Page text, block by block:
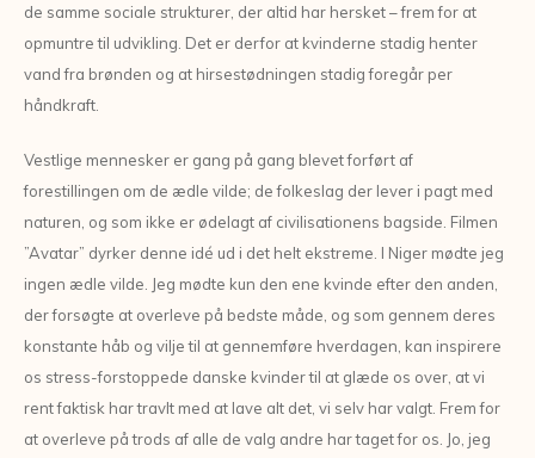
de samme sociale strukturer, der altid har hersket – frem for at
opmuntre til udvikling. Det er derfor at kvinderne stadig henter
vand fra brønden og at hirsestødningen stadig foregår per
håndkraft.
Vestlige mennesker er gang på gang blevet forført af
forestillingen om de ædle vilde; de folkeslag der lever i pagt med
naturen, og som ikke er ødelagt af civilisationens bagside. Filmen
”Avatar” dyrker denne idé ud i det helt ekstreme. I Niger mødte jeg
ingen ædle vilde. Jeg mødte kun den ene kvinde efter den anden,
der forsøgte at overleve på bedste måde, og som gennem deres
konstante håb og vilje til at gennemføre hverdagen, kan inspirere
os stress-forstoppede danske kvinder til at glæde os over, at vi
rent faktisk har travlt med at lave alt det, vi selv har valgt. Frem for
at overleve på trods af alle de valg andre har taget for os. Jo, jeg